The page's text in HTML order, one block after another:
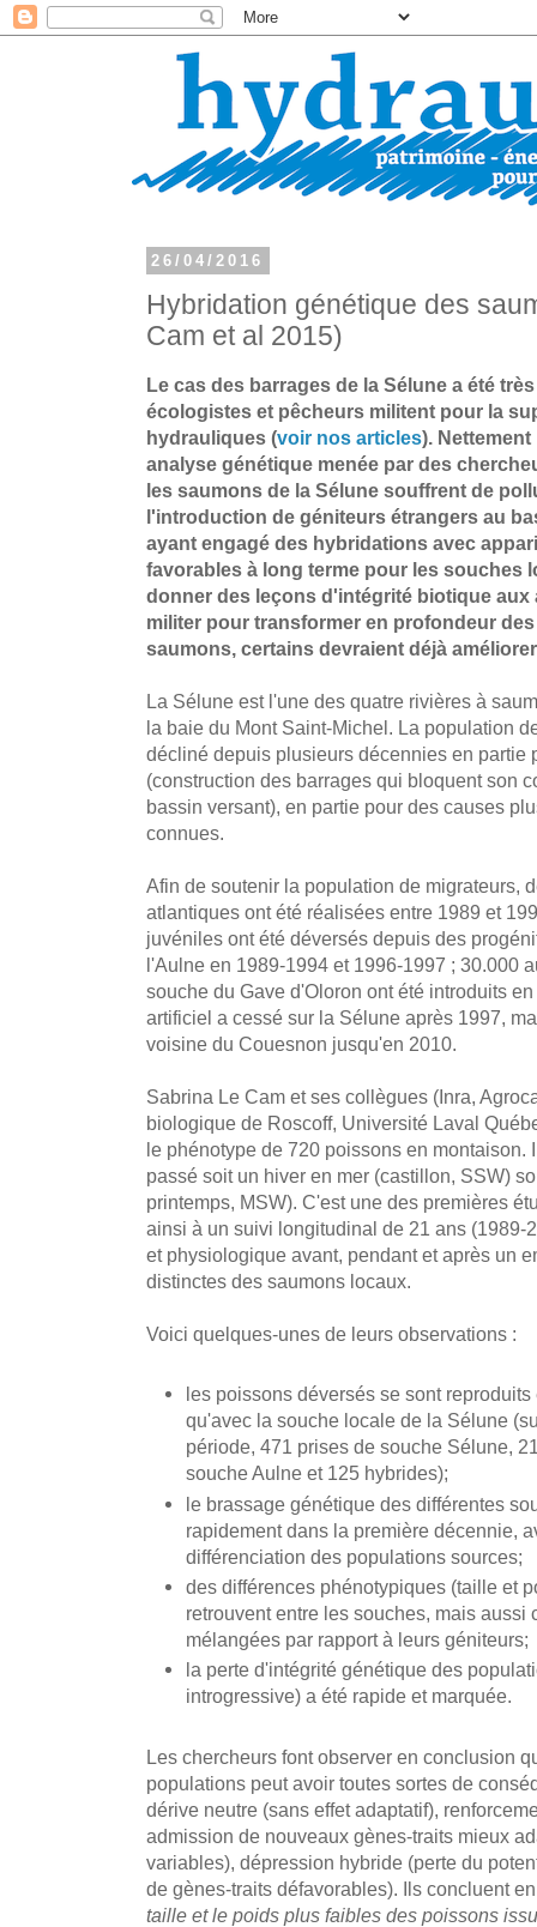
26/04/2016
Hybridation génétique des
Cam et al 2015)
Le cas des barrages de la Sélune a été
écologistes et pêcheurs militent pour la
hydrauliques (voir nos articles).
analyse génétique menée par des
les saumons de la Sélune souffrent de
l'introduction de géniteurs étrangers au
ayant engagé des hybridations avec
favorables à long terme pour les souches
donner des leçons d'intégrité biotique aux
militer pour transformer en profondeur
saumons, certains devraient déjà
La Sélune est l'une des quatre rivières à
la baie du Mont Saint-Michel. La population
décliné depuis plusieurs décennies en partie
(construction des barrages qui bloquent son
bassin versant), en partie pour des causes
connues.
Afin de soutenir la population de migrateurs,
atlantiques ont été réalisées entre 1989 et
juvéniles ont été déversés depuis des
l'Aulne en 1989-1994 et 1996-1997 ; 30.000
souche du Gave d'Oloron ont été introduits
artificiel a cessé sur la Sélune après 1997,
voisine du Couesnon jusqu'en 2010.
Sabrina Le Cam et ses collègues (Inra,
biologique de Roscoff, Université Laval
le phénotype de 720 poissons en montaison.
passé soit un hiver en mer (castillon, SSW)
printemps, MSW). C'est une des premières
ainsi à un suivi longitudinal de 21 ans (1989-
et physiologique avant, pendant et après un
distinctes des saumons locaux.
Voici quelques-unes de leurs observations :
les poissons déversés se sont
qu'avec la souche locale de la Sélune
période, 471 prises de souche Sélune,
souche Aulne et 125 hybrides);
le brassage génétique des différentes
rapidement dans la première décennie,
différenciation des populations sources;
des différences phénotypiques (taille et
retrouvent entre les souches, mais aussi
mélangées par rapport à leurs géniteurs;
la perte d'intégrité génétique des
introgressive) a été rapide et marquée.
Les chercheurs font observer en conclusion
populations peut avoir toutes sortes de
dérive neutre (sans effet adaptatif),
admission de nouveaux gènes-traits mieux
variables), dépression hybride (perte du
de gènes-traits défavorables). Ils concluent
taille et le poids plus faibles des poissons